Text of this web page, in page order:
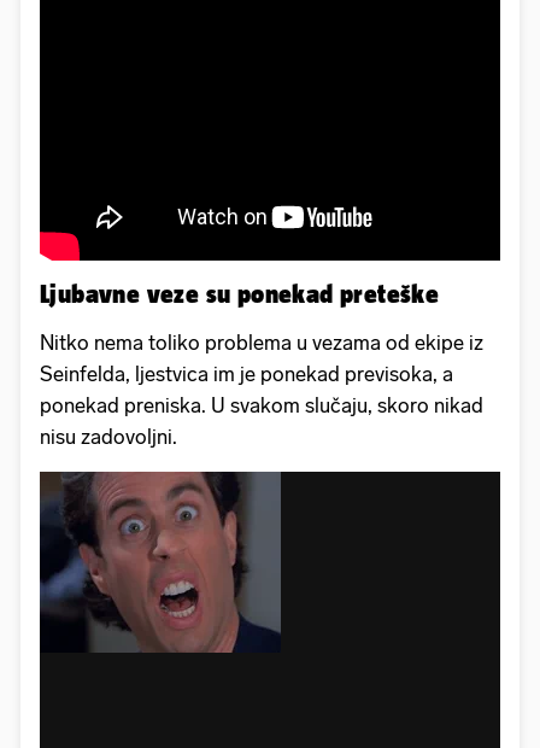
Ljubavne veze su ponekad preteške
Nitko nema toliko problema u vezama od ekipe iz
Seinfelda, ljestvica im je ponekad previsoka, a
ponekad preniska. U svakom slučaju, skoro nikad
nisu zadovoljni.